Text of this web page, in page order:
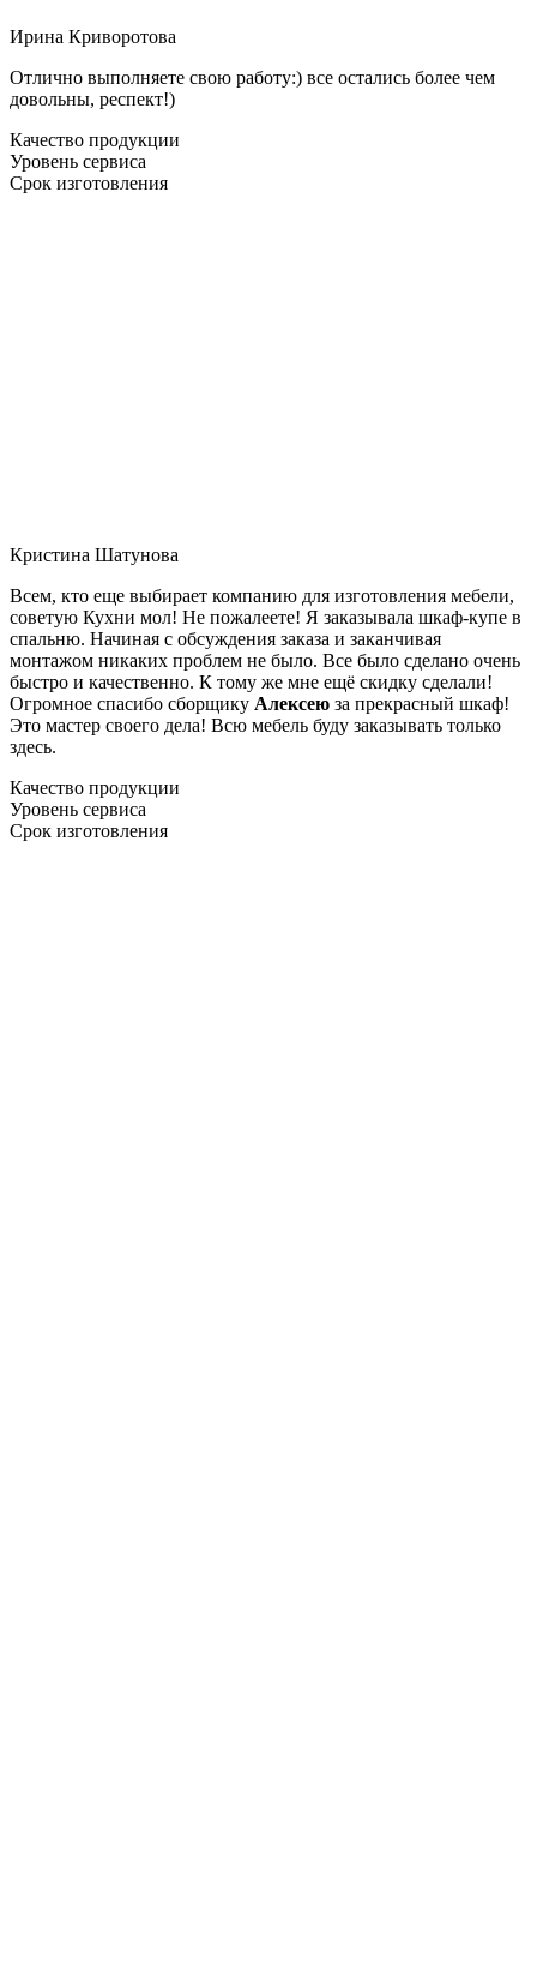
Ирина Криворотова
Отлично выполняете свою работу:) все остались более чем
довольны, респект!)
Качество продукции
Уровень сервиса
Срок изготовления
Кристина Шатунова
Всем, кто еще выбирает компанию для изготовления мебели,
советую Кухни мол! Не пожалеете! Я заказывала шкаф-купе в
спальню. Начиная с обсуждения заказа и заканчивая
монтажом никаких проблем не было. Все было сделано очень
быстро и качественно. К тому же мне ещё скидку сделали!
Огромное спасибо сборщику Алексею за прекрасный шкаф!
Это мастер своего дела! Всю мебель буду заказывать только
здесь.
Качество продукции
Уровень сервиса
Срок изготовления